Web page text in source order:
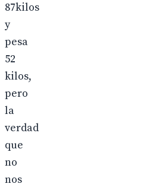
87kilos
y
pesa
52
kilos,
pero
la
verdad
que
no
nos